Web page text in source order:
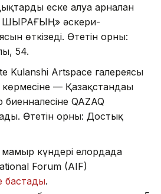
еске алуға арналған
әскери-
өткізеді. Өтетін орны:
54.
Kulanshi Artspace галереясы
— Қазақстандағы
биенналесіне QAZAQ
Өтетін орны: Достық
мамыр күндері елордада
Forum (AIF)
бастады.